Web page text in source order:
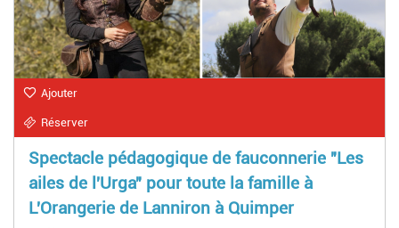
Ajouter
Réserver
Spectacle pédagogique de fauconnerie "Les
ailes de l'Urga" pour toute la famille à
L'Orangerie de Lanniron à Quimper